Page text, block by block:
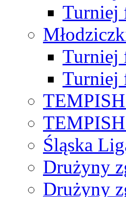
Turniej
Turniej
Turniej
Śląska
Drużyny
Drużyny